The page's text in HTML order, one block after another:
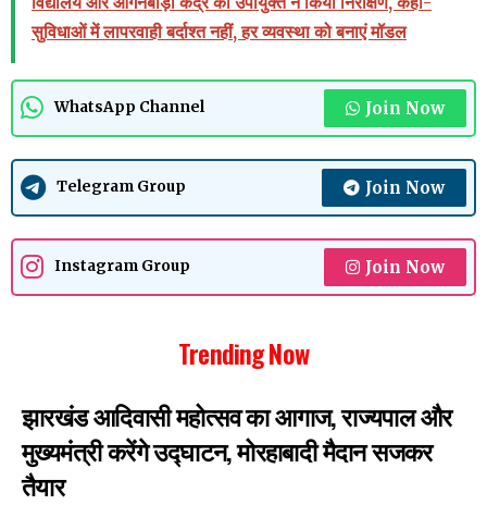
सुविधाओं में लापरवाही बर्दाश्त नहीं, हर व्यवस्था को बनाएं मॉडल
WhatsApp Channel Join Now
Telegram Group Join Now
Instagram Group Join Now
Trending Now
झारखंड आदिवासी महोत्सव का आगाज, राज्यपाल और
मुख्यमंत्री करेंगे उद्घाटन, मोरहाबादी मैदान सजकर
तैयार